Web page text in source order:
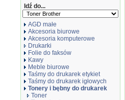
Idź do...
AGD małe
Akcesoria biurowe
Akcesoria komputerowe
Drukarki
Folie do faksów
Kawy
Meble biurowe
Taśmy do drukarek etykiet
Taśmy do drukarek igłowych
Tonery i bębny do drukarek
Toner